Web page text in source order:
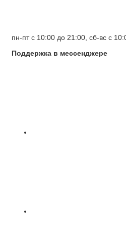
пн-пт с 10:00 до 21:00, сб-вс с
Поддержка в мессенджере